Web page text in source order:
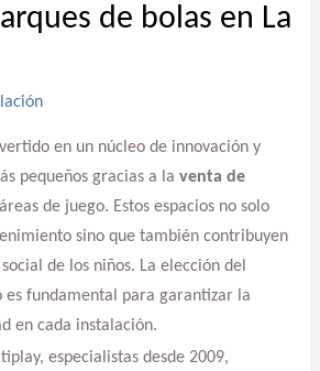
de bolas en La
en un núcleo de innovación y
pequeños gracias a la venta de
de juego. Estos espacios no solo
sino que también contribuyen
de los niños. La elección del
es fundamental para garantizar la
en cada instalación.
especialistas desde 2009,